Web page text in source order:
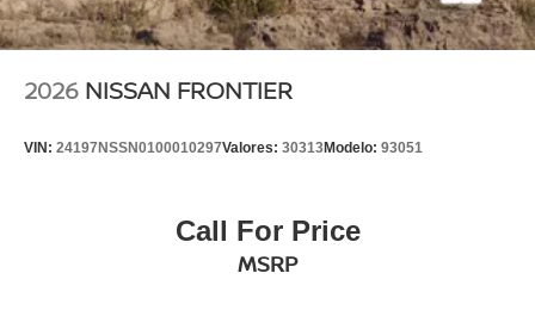
2026 NISSAN FRONTIER
VIN: 24197NSSN0100010297Valores: 30313Modelo: 93051
Call For Price
MSRP